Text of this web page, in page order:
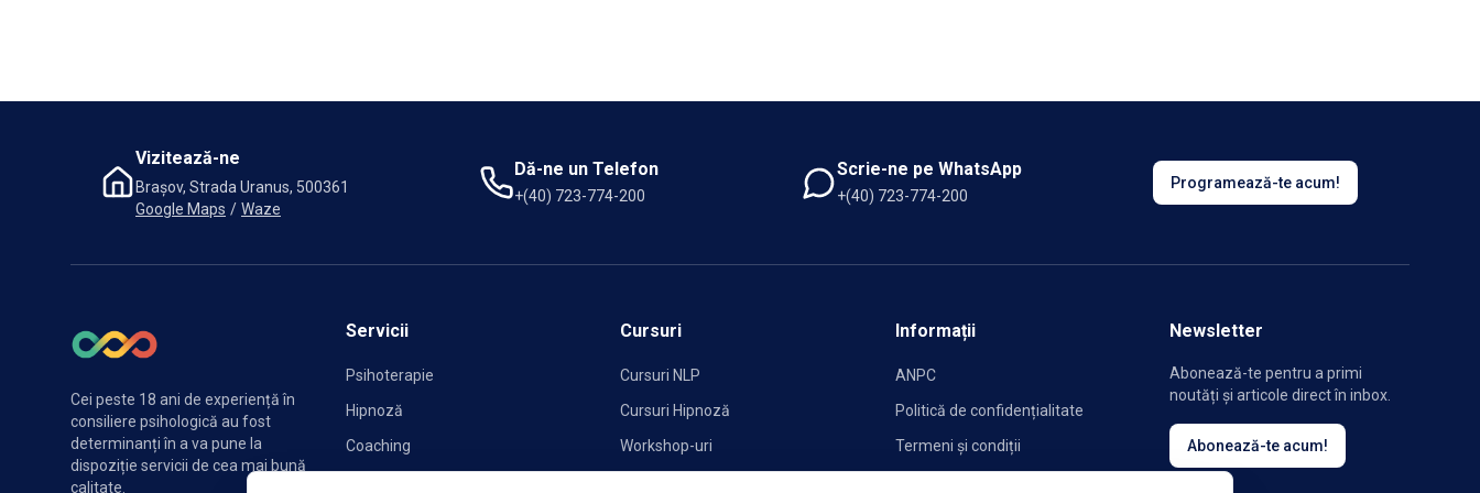
Vizitează-ne
Brașov, Strada Uranus, 500361
Google Maps / Waze
Dă-ne un Telefon
+(40) 723-774-200
Scrie-ne pe WhatsApp
+(40) 723-774-200
Programează-te acum!
Cei peste 18 ani de experiență în
consiliere psihologică au fost
determinanți în a va pune la
dispoziție servicii de cea mai bună
calitate.
Servicii
Psihoterapie
Hipnoză
Coaching
Cursuri
Cursuri NLP
Cursuri Hipnoză
Workshop-uri
Informații
ANPC
Politică de confidențialitate
Termeni și condiții
Newsletter
Abonează-te pentru a primi
noutăți și articole direct în inbox.
Abonează-te acum!